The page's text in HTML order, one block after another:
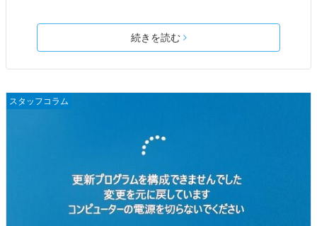
続きを読む
スタッフコラム